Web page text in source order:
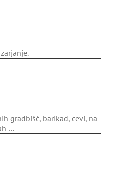
gradbišč, barikad, cevi, na
…